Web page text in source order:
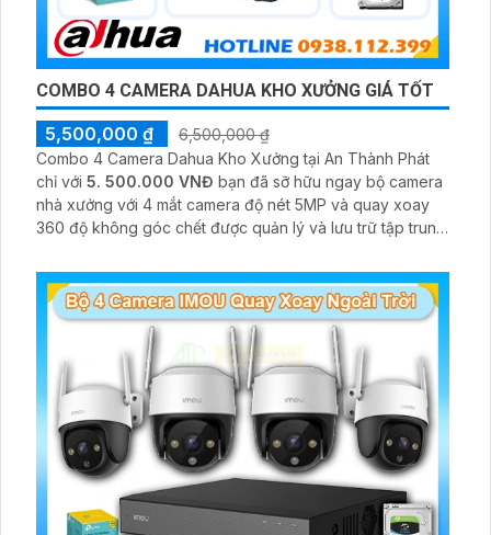
COMBO 4 CAMERA DAHUA KHO XƯỞNG GIÁ TỐT
5,500,000 ₫
6,500,000 ₫
Combo 4 Camera Dahua Kho Xưởng tại An Thành Phát
chỉ với 5. 500.000 VNĐ bạn đã sỡ hữu ngay bộ camera
nhà xưởng với 4 mắt camera độ nét 5MP và quay xoay
360 độ không góc chết được quản lý và lưu trữ tập trung